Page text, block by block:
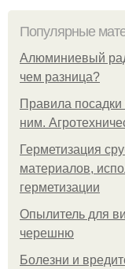
Популярные
Алюминиевый
чем разница?
Правила посадки
ним.
Герметизация
материалов,
герметизации
Опылитель для
черешню
Болезни и